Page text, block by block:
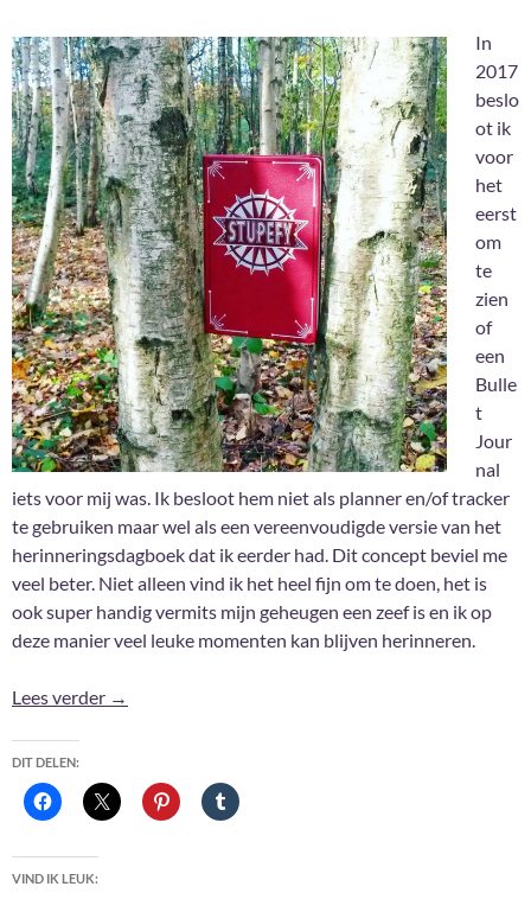
In
2017
beslo
ot ik
voor
het
eerst
om
te
zien
of
een
Bulle
t
Jour
nal
iets voor mij was. Ik besloot hem niet als planner en/of tracker
te gebruiken maar wel als een vereenvoudigde versie van het
herinneringsdagboek dat ik eerder had. Dit concept beviel me
veel beter. Niet alleen vind ik het heel fijn om te doen, het is
ook super handig vermits mijn geheugen een zeef is en ik op
deze manier veel leuke momenten kan blijven herinneren.
Lees verder Harry Potter Bullet Journal #7
→
DIT DELEN:
VIND IK LEUK: